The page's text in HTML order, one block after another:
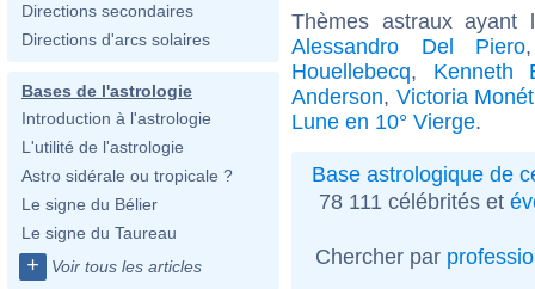
Directions secondaires
Directions d'arcs solaires
Bases de l'astrologie
Introduction à l'astrologie
L'utilité de l'astrologie
Astro sidérale ou tropicale ?
Le signe du Bélier
Le signe du Taureau
+ Voir tous les articles
Thèmes astraux
Alessandro Del Piero
Houellebecq, Kenneth
Anderson, Victoria Monét
Lune en 10° Vierge.
Base astrologique de
78 111 célébrités et
Chercher par